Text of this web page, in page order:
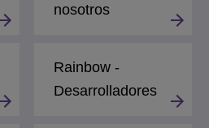
nosotros
Rainbow -
Desarrolladores